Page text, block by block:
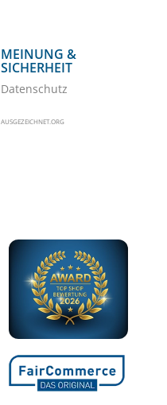
MEINUNG &
SICHERHEIT
Datenschutz
AUSGEZEICHNET.ORG